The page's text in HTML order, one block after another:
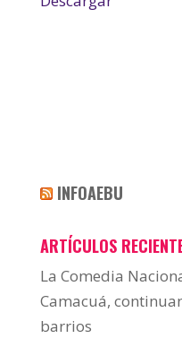
INFOAEBU
ARTÍCULOS
La Comedia
Camacuá,
barrios